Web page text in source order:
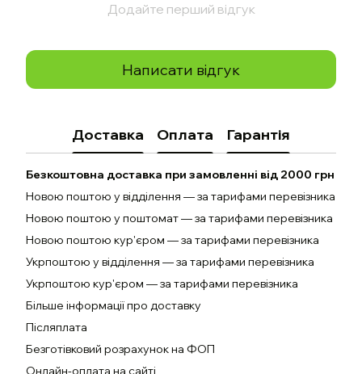
Додайте перший відгук
Написати відгук
Доставка Оплата Гарантія
Безкоштовна доставка при замовленні від 2000 грн
Новою поштою у відділення — за тарифами перевізника
Новою поштою у поштомат — за тарифами перевізника
Новою поштою кур'єром — за тарифами перевізника
Укрпоштою у відділення — за тарифами перевізника
Укрпоштою кур'єром — за тарифами перевізника
Більше інформації про доставку
Післяплата
Безготівковий розрахунок на ФОП
Онлайн-оплата на сайті